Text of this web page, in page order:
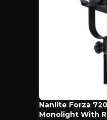
Nanlite Forza
Monolight With